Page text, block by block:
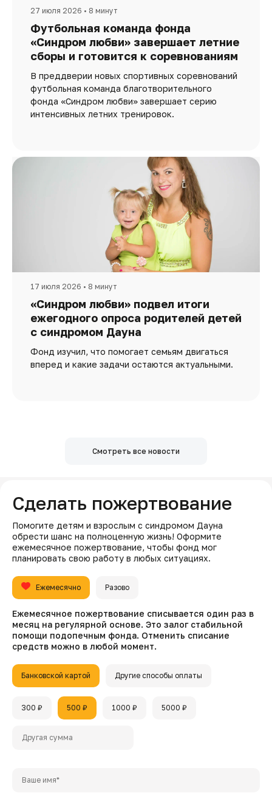
27 июля 2026 • 8 минут
Футбольная команда фонда
«Синдром любви» завершает летние
сборы и готовится к соревнованиям
В преддверии новых спортивных соревнований
футбольная команда благотворительного
фонда «Синдром любви» завершает серию
интенсивных летних тренировок.
17 июля 2026 • 8 минут
«Синдром любви» подвел итоги
ежегодного опроса родителей детей
с синдромом Дауна
Фонд изучил, что помогает семьям двигаться
вперед и какие задачи остаются актуальными.
Смотреть все новости
Сделать пожертвование
Помогите детям и взрослым с синдромом Дауна
обрести шанс на полноценную жизнь! Оформите
ежемесячное пожертвование, чтобы фонд мог
планировать свою работу в любых ситуациях.
Ежемесячно Разово
Ежемесячное пожертвование списывается один раз в
месяц на регулярной основе. Это залог стабильной
помощи подопечным фонда. Отменить списание
средств можно в любой момент.
Банковской картой Другие способы оплаты
300 ₽ 500 ₽ 1000 ₽ 5000 ₽